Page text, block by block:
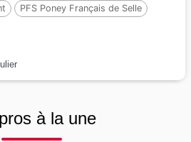
PFS Poney Français de Selle
à la une